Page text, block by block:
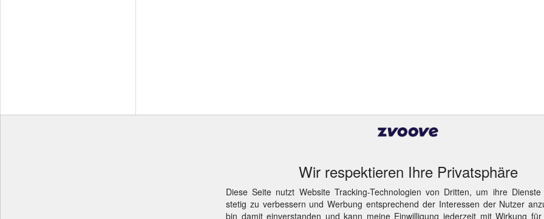
Wir respektieren Ihre Privatsphäre
Diese Seite nutzt Website Tracking-Technologien von Dritten, um ihre Dienste
stetig zu verbessern und Werbung entsprechend der Interessen der Nutzer
bin damit einverstanden und kann meine Einwilligung jederzeit mit Wirkung